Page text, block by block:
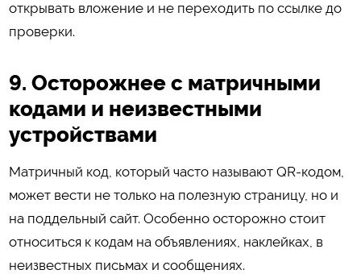
открывать вложение и не переходить по ссылке до
проверки.
9. Осторожнее с матричными
кодами и неизвестными
устройствами
Матричный код, который часто называют QR-кодом,
может вести не только на полезную страницу, но и
на поддельный сайт. Особенно осторожно стоит
относиться к кодам на объявлениях, наклейках, в
неизвестных письмах и сообщениях.